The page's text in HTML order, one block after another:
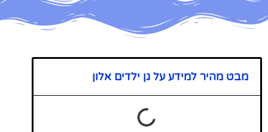
מבט מהיר למידע על גן ילדים אלון